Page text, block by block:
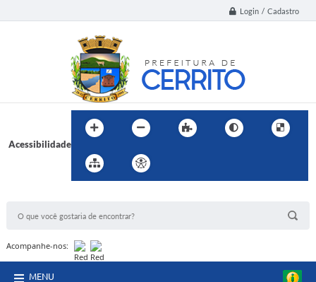
Login / Cadastro
Acessibilidade
Acompanhe-nos:
MENU